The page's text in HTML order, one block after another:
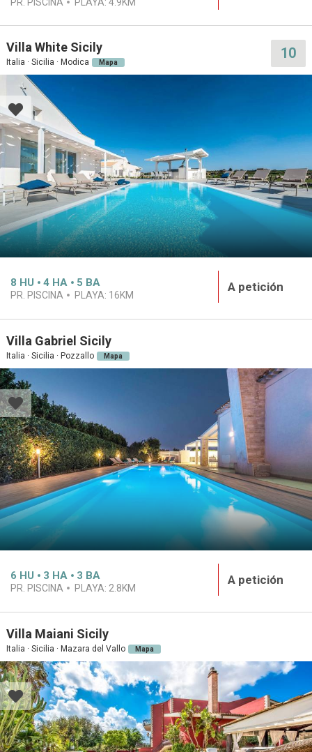
Villa White Sicily
Italia · Sicilia · Modica Mapa
10
8 HU 4 HA 5 BA
PR. PISCINA PLAYA: 16KM
A petición
Villa Gabriel Sicily
Italia · Sicilia · Pozzallo Mapa
6 HU 3 HA 3 BA
PR. PISCINA PLAYA: 2.8KM
A petición
Villa Maiani Sicily
Italia · Sicilia · Mazara del Vallo Mapa